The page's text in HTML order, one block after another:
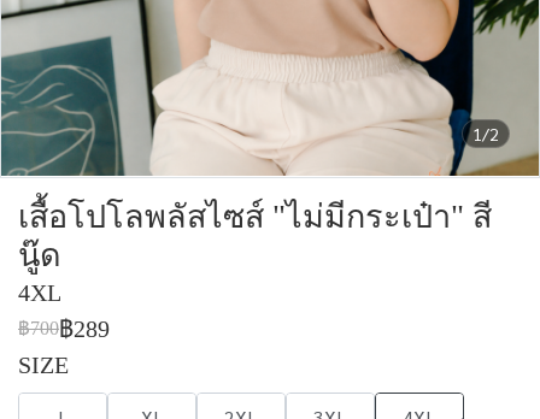
1/2
เสื้อโปโลพลัสไซส์ "ไม่มีกระเป๋า" สี
นู๊ด
4XL
฿700฿289
SIZE